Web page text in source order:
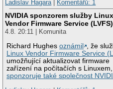
Ladislav Hagara| Komentářů: 1
NVIDIA sponzorem služby Linux
Vendor Firmware Service (LVFS)
4.8. 20:11 | Komunita
Richard Hughesoznámil
, že
Linux Vendor Firmware Service
umožňující aktualizovat firmware
zařízení na počítačích s
sponzoruje také společnost